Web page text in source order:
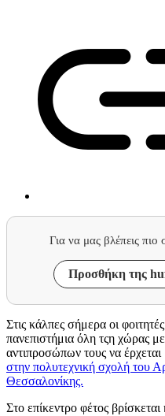
Για να μας βλέπεις
Προσθήκη της
Στις κάλπες σήμερα οι
πανεπιστήμια όλη τςη χώρας
αντιπροσώπων τους να
στην πολυτεχνική σχολή του
Θεσσαλονίκης.
Στο επίκεντρο φέτος